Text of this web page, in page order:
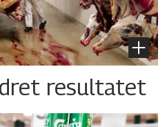
resultatet